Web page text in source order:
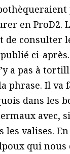
en ProD2.
de consulter
ci-
a pas à
phrase. Il va
dans les
avec,
les valises.
qui